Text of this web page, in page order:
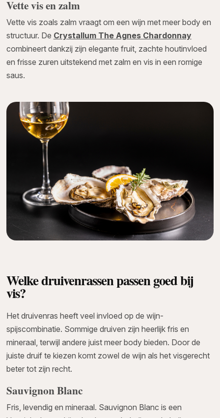
Vette vis en zalm
Vette vis zoals zalm vraagt om een wijn met meer body en
structuur. De Crystallum The Agnes Chardonnay
combineert dankzij zijn elegante fruit, zachte houtinvloed
en frisse zuren uitstekend met zalm en vis in een romige
saus.
Welke druivenrassen passen goed bij
vis?
Het druivenras heeft veel invloed op de wijn-
spijscombinatie. Sommige druiven zijn heerlijk fris en
mineraal, terwijl andere juist meer body bieden. Door de
juiste druif te kiezen komt zowel de wijn als het visgerecht
beter tot zijn recht.
Sauvignon Blanc
Fris, levendig en mineraal. Sauvignon Blanc is een